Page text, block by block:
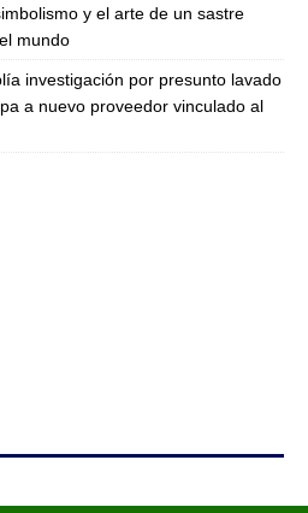
y el arte de un sastre
mundo
investigación por presunto lavado
a nuevo proveedor vinculado al